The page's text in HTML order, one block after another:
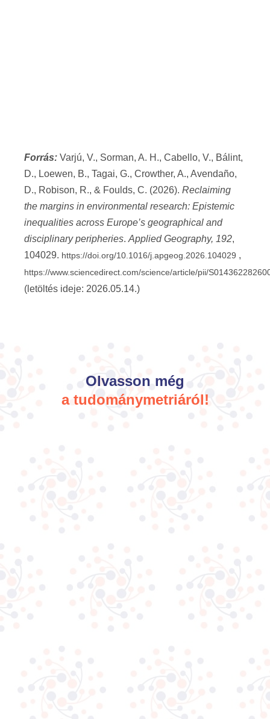
Forrás: Varjú, V., Sorman, A. H., Cabello, V., Bálint,
D., Loewen, B., Tagai, G., Crowther, A., Avendaño,
D., Robison, R., & Foulds, C. (2026). Reclaiming
the margins in environmental research: Epistemic
inequalities across Europe’s geographical and
disciplinary peripheries. Applied Geography, 192,
104029. https://doi.org/10.1016/j.apgeog.2026.104029 ,
https://www.sciencedirect.com/science/article/pii/
(letöltés ideje: 2026.05.14.)
Olvasson még
a tudománymetriáról!